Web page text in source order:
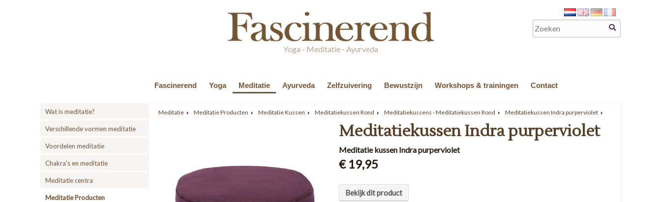
Yoga - Meditatie - Ayurveda
Fascinerend Yoga Meditatie Ayurveda Zelfzuivering Bewustzijn Workshops & trainingen Contact
Wat is meditatie?
Verschillende vormen meditatie
Voordelen meditatie
Chakra's en meditatie
Meditatie centra
Meditatie Producten
Meditatie Meditatie Producten Meditatie Kussen Meditatiekussen Rond Meditatiekussens - Meditatiekussen Rond Meditatiekussen Indra purperviolet
Meditatiekussen Indra purperviolet
Meditatie kussen Indra purperviolet
€ 19,95
Bekijk dit product